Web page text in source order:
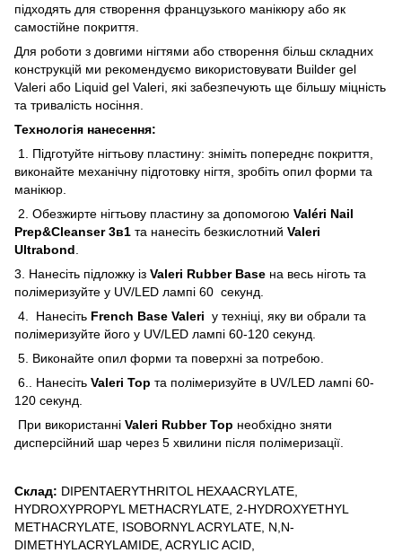
підходять для створення французького манікюру або як
самостійне покриття.
Для роботи з довгими нігтями або створення більш складних
конструкцій ми рекомендуємо використовувати Builder gel
Valeri або Liquid gel Valeri, які забезпечують ще більшу міцність
та тривалість носіння.
Технологія нанесення:
1. Підготуйте нігтьову пластину: зніміть попереднє покриття,
виконайте механічну підготовку нігтя, зробіть опил форми та
манікюр.
2. Обезжирте нігтьову пластину за допомогою Valéri Nail
Prep&Cleanser 3в1 та нанесіть безкислотний Valeri
Ultrabond
3. Нанесіть підложку із Valeri Rubber Base на весь ніготь та
полімеризуйте у UV/LED лампі 60 секунд.
4. Нанесіть French Base Valeri у техніці, яку ви обрали та
полімеризуйте його у UV/LED лампі 60-120 секунд.
5. Виконайте опил форми та поверхні за потребою.
6.. Нанесіть Valeri Top та полімеризуйте в UV/LED лампі 60-
120 секунд.
При використанні Valeri Rubber Top необхідно зняти
дисперсійний шар через 5 хвилини після полімеризації.
Склад: DIPENTAERYTHRITOL HEXAACRYLATE,
HYDROXYPROPYL METHACRYLATE, 2-HYDROXYETHYL
METHACRYLATE, ISOBORNYL ACRYLATE, N,N-
DIMETHYLACRYLAMIDE, ACRYLIC ACID,